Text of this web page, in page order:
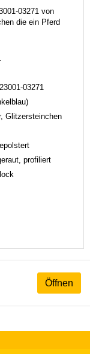
03271 von
die ein Pferd
03271
Glitzersteinchen
profiliert
Öffnen